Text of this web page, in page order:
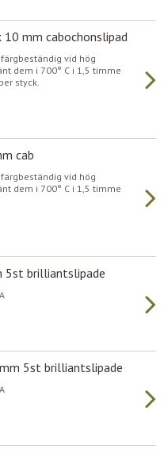
mm cabochonslipad
vid hög
dem i 700° C i 1,5 timme
styck.
cab
vid hög
dem i 700° C i 1,5 timme
5st brilliantslipade
5st brilliantslipade